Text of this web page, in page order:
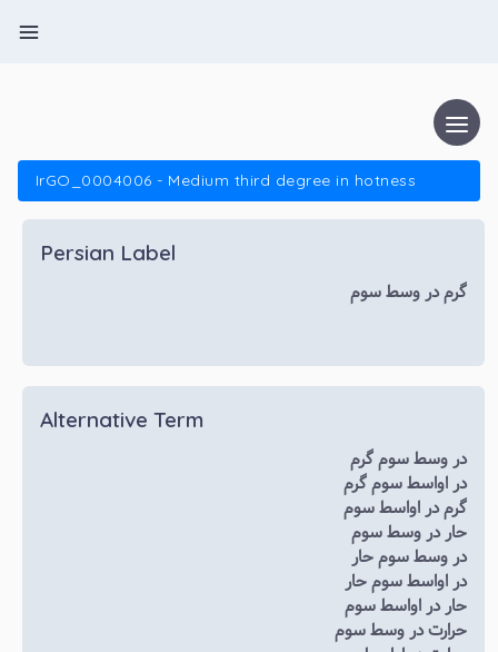
IrGO_0004006 - Medium third degree in hotness
Persian Label
گرم در وسط سوم
Alternative Term
در وسط سوم گرم
در اواسط سوم گرم
گرم در اواسط سوم
حار در وسط سوم
در وسط سوم حار
در اواسط سوم حار
حار در اواسط سوم
حرارت در وسط سوم